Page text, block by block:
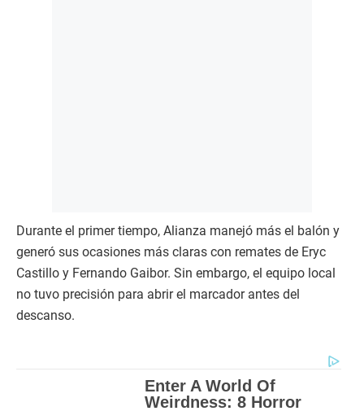
Durante el primer tiempo, Alianza manejó más el balón y
generó sus ocasiones más claras con remates de Eryc
Castillo y Fernando Gaibor. Sin embargo, el equipo local
no tuvo precisión para abrir el marcador antes del
descanso.